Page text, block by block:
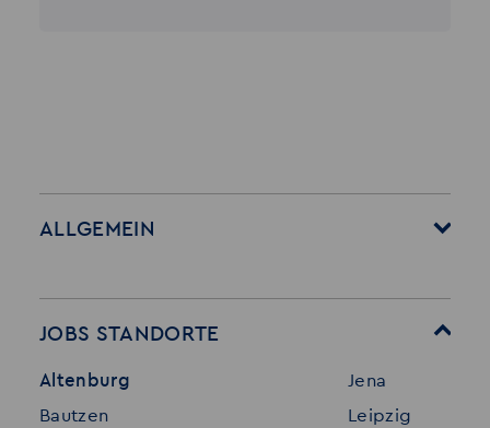
ALLGEMEIN
Für Bewerber
Stellenangebote
Initiativ bewerben
Referenzen
Interne Jobs
JOBS STANDORTE
Altenburg
Bautzen
Jena
Leipzig